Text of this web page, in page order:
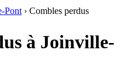
Pont › Combles perdus
à Joinville-